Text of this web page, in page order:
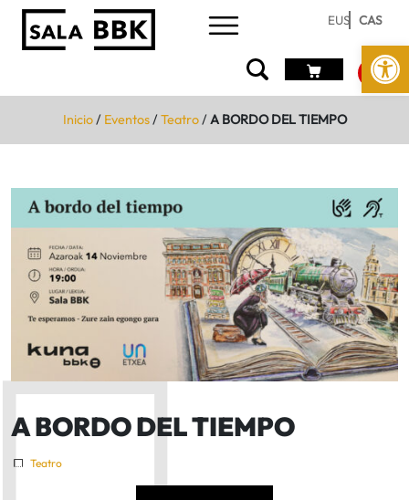
Abrir
EUS CAS
Inicio/ Eventos/Teatro/A BORDO DEL TIEMPO
A BORDO DEL TIEMPO
Teatro